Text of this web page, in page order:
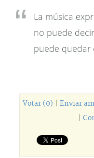
La música
no puede
puede quedar
Votar (0) Enviar